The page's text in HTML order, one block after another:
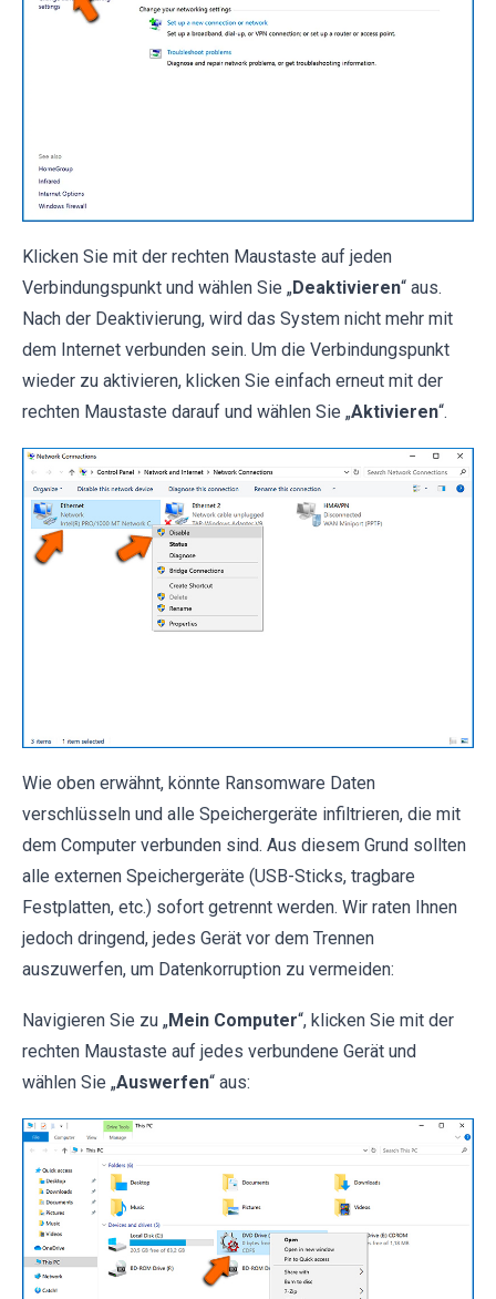
Klicken Sie mit der rechten Maustaste auf jeden
Verbindungspunkt und wählen Sie „Deaktivieren“ aus.
Nach der Deaktivierung, wird das System nicht mehr mit
dem Internet verbunden sein. Um die Verbindungspunkt
wieder zu aktivieren, klicken Sie einfach erneut mit der
rechten Maustaste darauf und wählen Sie „Aktivieren“.
Wie oben erwähnt, könnte Ransomware Daten
verschlüsseln und alle Speichergeräte infiltrieren, die mit
dem Computer verbunden sind. Aus diesem Grund sollten
alle externen Speichergeräte (USB-Sticks, tragbare
Festplatten, etc.) sofort getrennt werden. Wir raten Ihnen
jedoch dringend, jedes Gerät vor dem Trennen
auszuwerfen, um Datenkorruption zu vermeiden:
Navigieren Sie zu „Mein Computer“, klicken Sie mit der
rechten Maustaste auf jedes verbundene Gerät und
wählen Sie „Auswerfen“ aus: